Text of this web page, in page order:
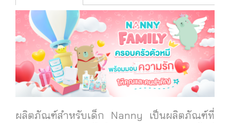
ผลิตภัณฑ์สำหรับเด็ก Nanny เป็นผลิตภัณฑ์ที่